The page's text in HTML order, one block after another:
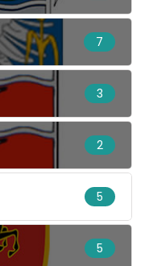
7
3
2
5
5